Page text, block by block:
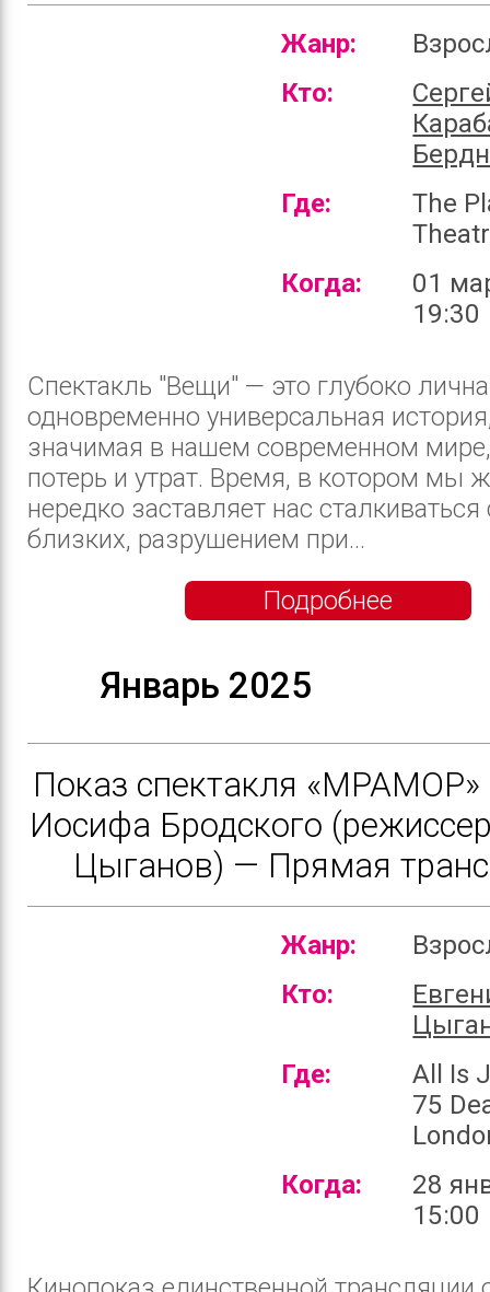
Жанр:
Кто:
Где:
The
Когда:
01
19:30
Спектакль "Вещи" — это глубоко
одновременно универсальная
значимая в нашем современном
потерь и утрат. Время, в котором мы
нередко заставляет нас сталкиваться
близких, разрушением при...
Подробнее
Январь 2025
Показ спектакля «МРАМОР»
Иосифа Бродского
Цыганов) — Прямая
Жанр:
Кто:
Где:
All Is
75
Когда:
28
15:00